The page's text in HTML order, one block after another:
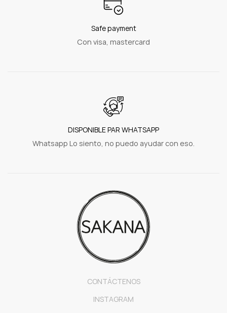
Safe payment
Con visa, mastercard
DISPONIBLE PAR WHATSAPP
Whatsapp Lo siento, no puedo ayudar con eso.
CONTÁCTENOS
INSTAGRAM